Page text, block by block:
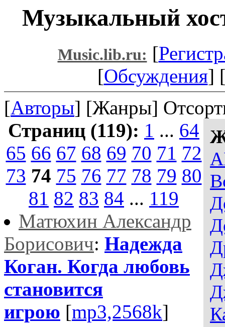
Музыкальный
Music.lib.ru: [
[Обсуждения]
[Авторы] [Жанры]
Страниц (119): 1 ... 64
65 66 67 68 69 70 71 72
73 74 75 76 77 78 79 80
81 82 83 84 ... 119
Матюхин Александр
Борисович: Надежда
Коган. Когда любовь
становится
игрою [mp3,2568k]